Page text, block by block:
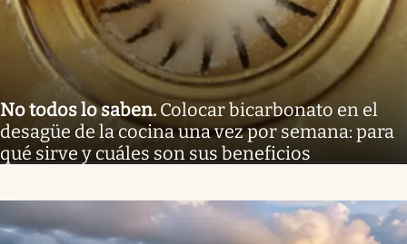
No todos lo saben. Colocar bicarbonato en el
desagüe de la cocina una vez por semana: para
qué sirve y cuáles son sus beneficios